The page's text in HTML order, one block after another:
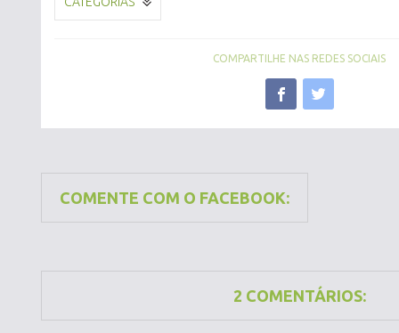
COMPARTILHE NAS REDES SOCIAIS
COMENTE COM O FACEBOOK:
2 COMENTÁRIOS: